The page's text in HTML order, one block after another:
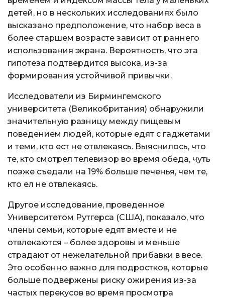
детей, но в нескольких исследованиях было
высказано предположение, что набор веса в
более старшем возрасте зависит от раннего
использования экрана. Вероятность, что эта
гипотеза подтвердится высока, из-за
формирования устойчивой привычки.
Исследователи из Бирмингемского
университета (Великобритания) обнаружили
значительную разницу между пищевым
поведением людей, которые едят с гаджетами
и теми, кто ест не отвлекаясь. Выяснилось, что
те, кто смотрел телевизор во время обеда, чуть
позже съедали на 19% больше печенья, чем те,
кто ел не отвлекаясь.
Другое исследование, проведенное
Университетом Рутгерса (США), показало, что
члены семьи, которые едят вместе и не
отвлекаются – более здоровы и меньше
страдают от нежелательной прибавки в весе.
Это особенно важно для подростков, которые
больше подвержены риску ожирения из-за
частых перекусов во время просмотра